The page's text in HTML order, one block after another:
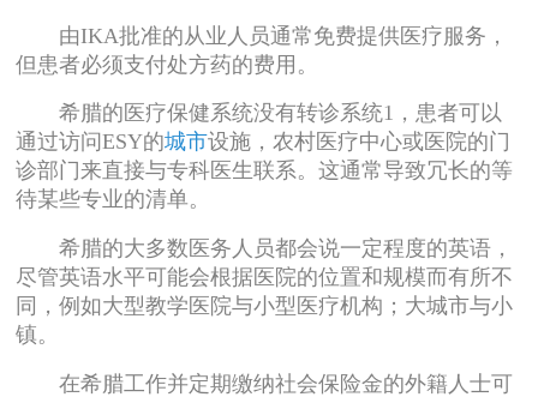
由IKA批准的从业人员通常免费提供医疗服务，
但患者必须支付处方药的费用。
希腊的医疗保健系统没有转诊系统1，患者可以
通过访问ESY的城市设施，农村医疗中心或医院的门
诊部门来直接与专科医生联系。这通常导致冗长的等
待某些专业的清单。
希腊的大多数医务人员都会说一定程度的英语，
尽管英语水平可能会根据医院的位置和规模而有所不
同，例如大型教学医院与小型医疗机构；大城市与小
镇。
在希腊工作并定期缴纳社会保险金的外籍人士可